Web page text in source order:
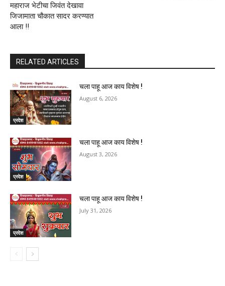
महाराज भेटीचा जिवंत देखावा
जिजामाता चौकात सादर करण्यात
आला !!
RELATED ARTICLES
प्रदेश
चला पाहू आज काय विशेष !
August 6, 2026
प्रदेश
चला पाहू आज काय विशेष !
August 3, 2026
प्रदेश
चला पाहू आज काय विशेष !
July 31, 2026